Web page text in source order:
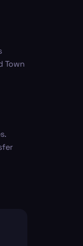
Town